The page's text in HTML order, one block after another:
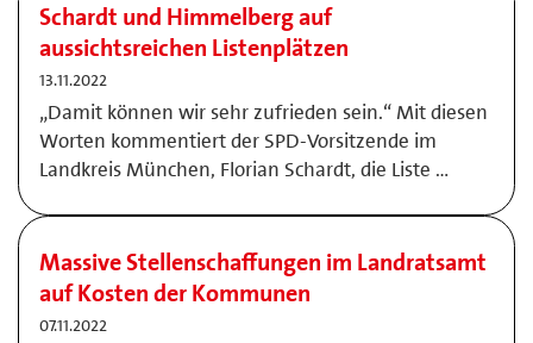
Schardt und Himmelberg auf
aussichtsreichen Listenplätzen
13.11.2022
„Damit können wir sehr zufrieden sein.“ Mit diesen
Worten kommentiert der SPD-Vorsitzende im
Landkreis München, Florian Schardt, die Liste …
Massive Stellenschaffungen im Landratsamt
auf Kosten der Kommunen
07.11.2022